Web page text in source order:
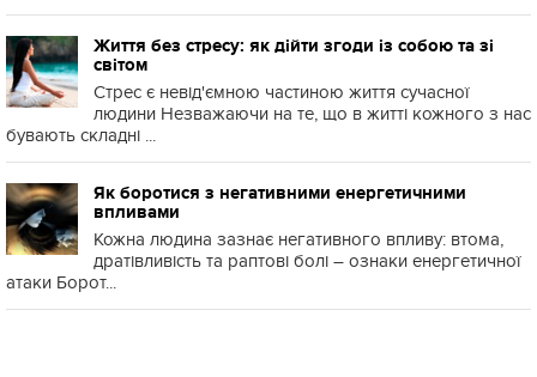
Життя без стресу: як дійти згоди із собою та зі
світом
Стрес є невід'ємною частиною життя сучасної
людини Незважаючи на те, що в житті кожного з нас
бувають складні ...
Як боротися з негативними енергетичними
впливами
Кожна людина зазнає негативного впливу: втома,
дратівливість та раптові болі – ознаки енергетичної
атаки Борот...